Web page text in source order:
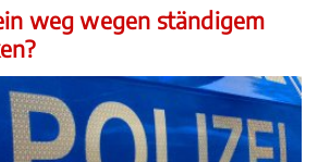
weg wegen ständigem